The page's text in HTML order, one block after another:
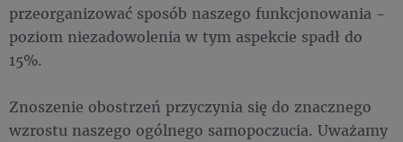
przeorganizować sposób naszego funkcjonowania -
poziom niezadowolenia w tym aspekcie spadł do
15%.
Znoszenie obostrzeń przyczynia się do znacznego
wzrostu naszego ogólnego samopoczucia. Uważamy